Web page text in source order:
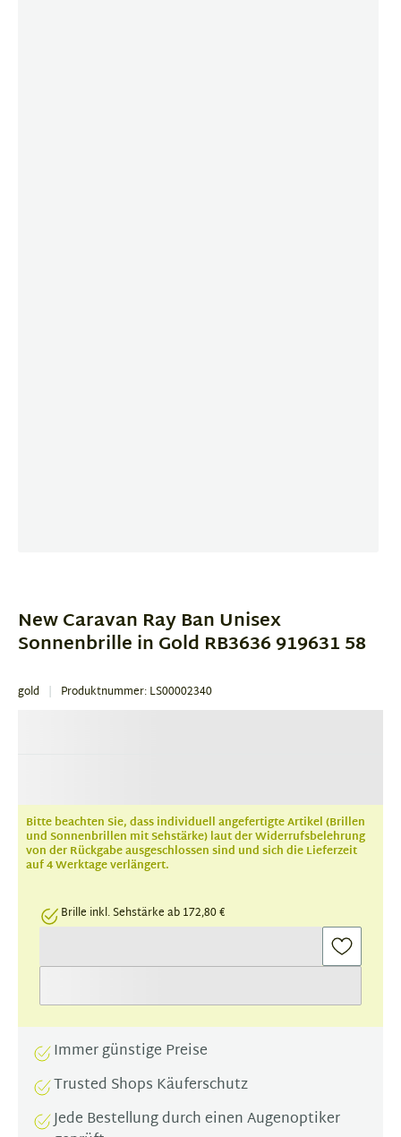
4
New Caravan Ray Ban Unisex
Sonnenbrille in Gold RB3636 919631 58
gold Produktnummer: LS00002340
Bitte beachten Sie, dass individuell angefertigte Artikel (Brillen
und Sonnenbrillen mit Sehstärke) laut der Widerrufsbelehrung
von der Rückgabe ausgeschlossen sind und sich die Lieferzeit
auf 4 Werktage verlängert.
Brille inkl. Sehstärke ab 172,80 €
Immer günstige Preise
Trusted Shops Käuferschutz
Jede Bestellung durch einen Augenoptiker